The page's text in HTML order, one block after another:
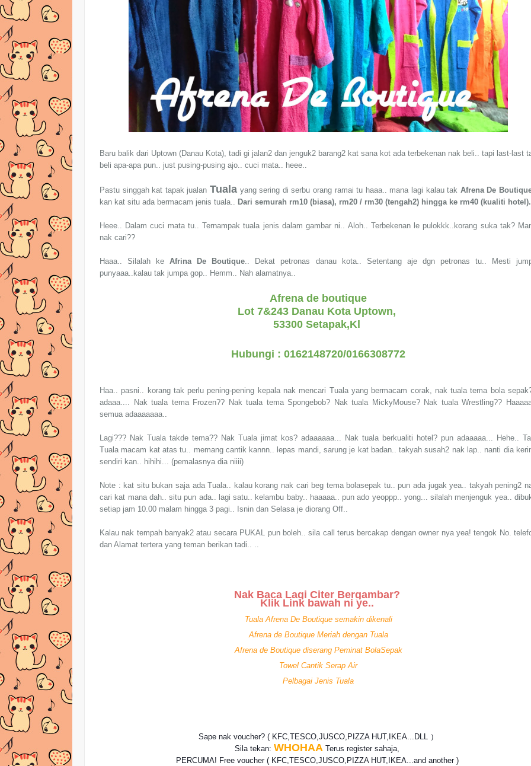
Baru balik dari Uptown (Danau Kota), tadi gi jalan2 dan jenguk2 barang2 kat sana kot ada terbekenan nak beli.. tapi last-last
beli apa-apa pun.. just pusing-pusing ajo.. cuci mata.. heee..
Pastu singgah kat tapak jualan Tuala yang sering di serbu orang ramai tu haaa.. mana lagi kalau tak Afrena De
kan kat situ ada bermacam jenis tuala.. Dari semurah rm10 (biasa), rm20 / rm30 (tengah2) hingga ke rm40 (kualiti
Heee.. Dalam cuci mata tu.. Ternampak tuala jenis dalam gambar ni.. Aloh.. Terbekenan le pulokkk..korang suka tak?
nak cari??
Haaa.. Silalah keAfrina De Boutique.. Dekat petronas danau kota.. Setentang aje dgn petronas tu.. Mesti
punyaaa..kalau tak jumpa gop.. Hemm.. Nah alamatnya..
Afrena de boutique
Lot 7&243 Danau Kota Uptown,
53300 Setapak,Kl
Hubungi : 0162148720/0166308772
Haa.. pasni.. korang tak perlu pening-pening kepala nak mencari Tuala yang bermacam corak, nak tuala tema bola
adaaa.... Nak tuala tema Frozen?? Nak tuala tema Spongebob? Nak tuala MickyMouse? Nak tuala Wrestling??
semua adaaaaaaa..
Lagi??? Nak Tuala takde tema?? Nak Tuala jimat kos? adaaaaaa... Nak tuala berkualiti hotel? pun adaaaaa... Hehe..
Tuala macam kat atas tu.. memang cantik kannn.. lepas mandi, sarung je kat badan.. takyah susah2 nak lap.. nanti dia
sendiri kan.. hihihi... (pemalasnya dia niiii)
Note : kat situ bukan saja ada Tuala.. kalau korang nak cari beg tema bolasepak tu.. pun ada jugak yea.. takyah pening2
cari kat mana dah.. situ pun ada.. lagi satu.. kelambu baby.. haaaaa.. pun ado yeoppp.. yong... silalah menjenguk yea..
setiap jam 10.00 malam hingga 3 pagi.. Isnin dan Selasa je diorang Off..
Kalau nak tempah banyak2 atau secara PUKAL pun boleh.. sila call terus bercakap dengan owner nya yea! tengok No.
dan Alamat tertera yang teman berikan tadi.. ..
Nak Baca Lagi Citer Bergambar?
Klik Link bawah ni ye..
Tuala Afrena De Boutique semakin dikenali
Afrena de Boutique Meriah dengan Tuala
Afrena de Boutique diserang Peminat BolaSepak
Towel Cantik Serap Air
Pelbagai Jenis Tuala
Sape nak voucher? ( KFC,TESCO,JUSCO,PIZZA HUT,IKEA...DLL ）
Sila tekan: WHOHAA Terus register sahaja,
PERCUMA! Free voucher ( KFC,TESCO,JUSCO,PIZZA HUT,IKEA...and another )